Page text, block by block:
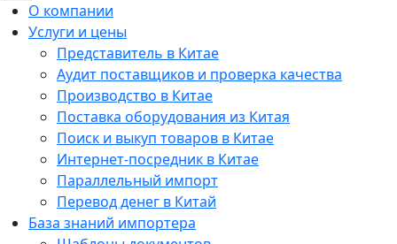
О компании
Услуги и цены
Представитель в Китае
Аудит поставщиков и проверка качества
Производство в Китае
Поставка оборудования из Китая
Поиск и выкуп товаров в Китае
Интернет-посредник в Китае
Параллельный импорт
Перевод денег в Китай
База знаний импортера